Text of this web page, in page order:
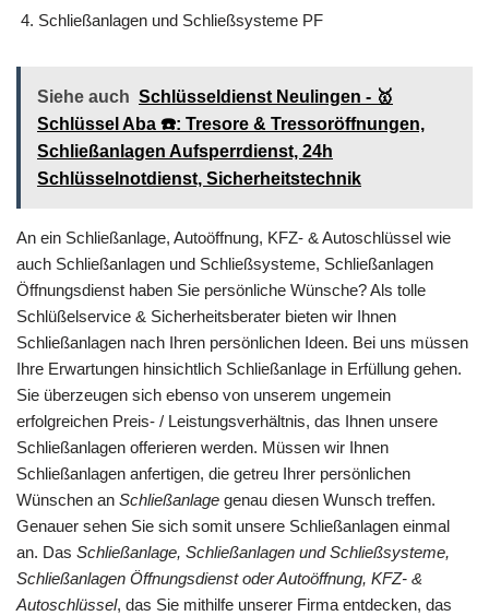
Schließanlagen und Schließsysteme PF
Siehe auch Schlüsseldienst Neulingen - 🥇
Schlüssel Aba ☎️: Tresore & Tressoröffnungen,
Schließanlagen Aufsperrdienst, 24h
Schlüsselnotdienst, Sicherheitstechnik
An ein Schließanlage, Autoöffnung, KFZ- & Autoschlüssel wie
auch Schließanlagen und Schließsysteme, Schließanlagen
Öffnungsdienst haben Sie persönliche Wünsche? Als tolle
Schlüßelservice & Sicherheitsberater bieten wir Ihnen
Schließanlagen nach Ihren persönlichen Ideen. Bei uns müssen
Ihre Erwartungen hinsichtlich Schließanlage in Erfüllung gehen.
Sie überzeugen sich ebenso von unserem ungemein
erfolgreichen Preis- / Leistungsverhältnis, das Ihnen unsere
Schließanlagen offerieren werden. Müssen wir Ihnen
Schließanlagen anfertigen, die getreu Ihrer persönlichen
Wünschen an Schließanlage genau diesen Wunsch treffen.
Genauer sehen Sie sich somit unsere Schließanlagen einmal
an. Das Schließanlage, Schließanlagen und Schließsysteme,
Schließanlagen Öffnungsdienst oder Autoöffnung, KFZ- &
Autoschlüssel, das Sie mithilfe unserer Firma entdecken, das